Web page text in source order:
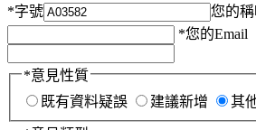
*字號
您的
*您的Email
*意見性質
既有資料疑誤
建議新增 其